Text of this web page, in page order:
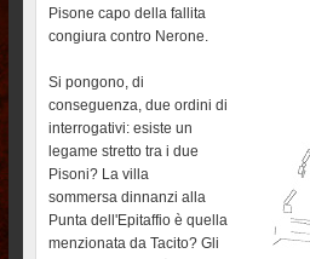
Pisone capo della fallita
congiura contro Nerone.
Si pongono, di
conseguenza, due ordini di
interrogativi: esiste un
legame stretto tra i due
Pisoni? La villa
sommersa dinnanzi alla
Punta dell'Epitaffio è quella
menzionata da Tacito? Gli